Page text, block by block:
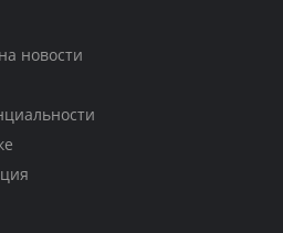
новости